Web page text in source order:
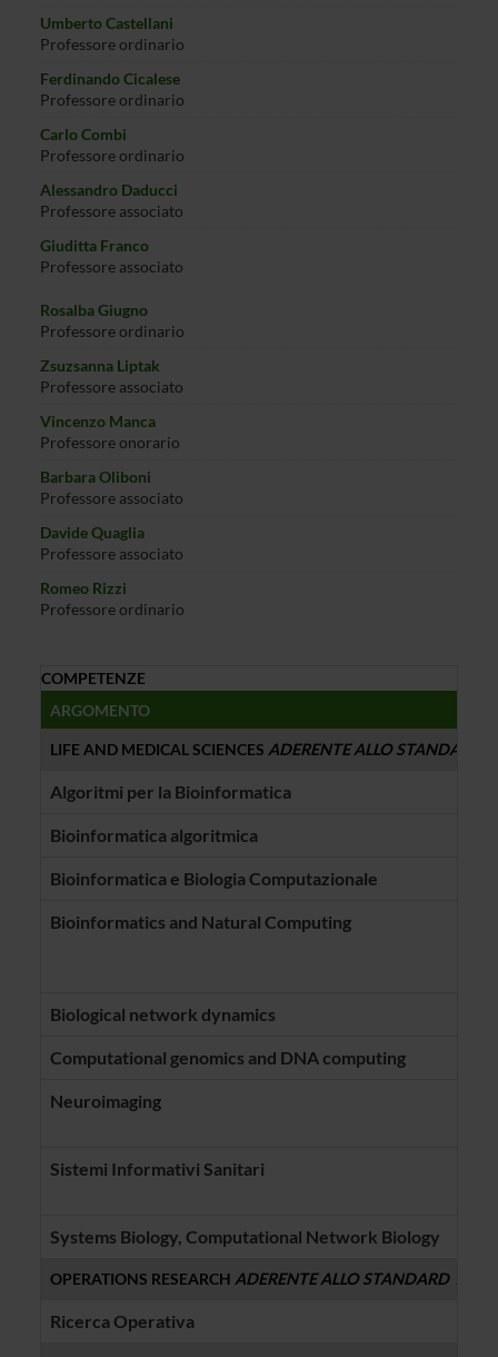
Umberto Castellani
Professore ordinario
Ferdinando Cicalese
Professore ordinario
Carlo Combi
Professore ordinario
Alessandro Daducci
Professore associato
Giuditta Franco
Professore associato
Rosalba Giugno
Professore ordinario
Zsuzsanna Liptak
Professore associato
Vincenzo Manca
Professore onorario
Barbara Oliboni
Professore associato
Davide Quaglia
Professore associato
Romeo Rizzi
Professore ordinario
COMPETENZE
ARGOMENTO
LIFE AND MEDICAL SCIENCES ADERENTE ALLO STANDARD
Algoritmi per la Bioinformatica
Bioinformatica algoritmica
Bioinformatica e Biologia Computazionale
Bioinformatics and Natural Computing
Biological network dynamics
Computational genomics and DNA computing
Neuroimaging
Sistemi Informativi Sanitari
Systems Biology, Computational Network Biology
OPERATIONS RESEARCH ADERENTE ALLO STANDARD
Ricerca Operativa